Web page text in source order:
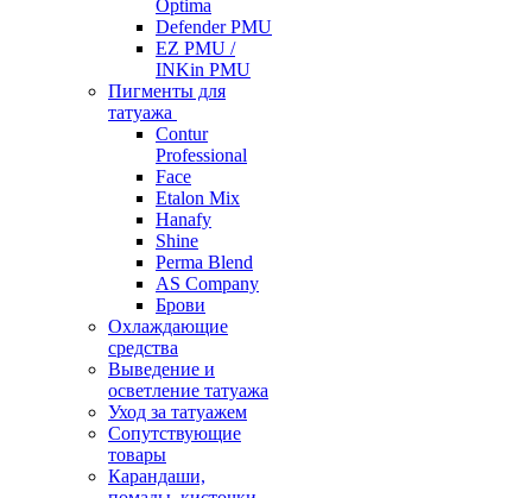
Optima
Defender PMU
EZ PMU /
INKin PMU
Пигменты для
татуажа
Contur
Professional
Face
Etalon Mix
Hanafy
Shine
Perma Blend
AS Company
Брови
Охлаждающие
средства
Выведение и
осветление татуажа
Уход за татуажем
Сопутствующие
товары
Карандаши,